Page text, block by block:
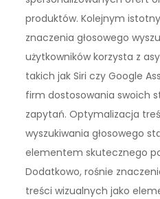
produktów. Kolejnym
znaczenia głosowego
użytkowników korzysta z
takich jak Siri czy Google
firm dostosowania swoich
zapytań. Optymalizacja
wyszukiwania głosowego
elementem skutecznego
Dodatkowo, rośnie
treści wizualnych jako